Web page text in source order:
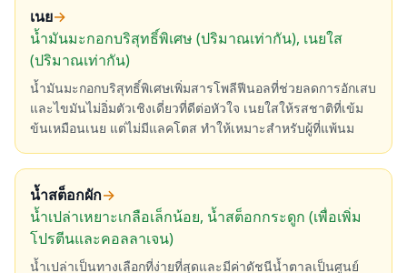
เนย→
น้ำมันมะกอกบริสุทธิ์พิเศษ (ปริมาณเท่ากัน), เนยใส
(ปริมาณเท่ากัน)
น้ำมันมะกอกบริสุทธิ์พิเศษเพิ่มสารโพลีฟีนอลที่ช่วยลดการอักเสบ
และไขมันไม่อิ่มตัวเชิงเดี่ยวที่ดีต่อหัวใจ เนยใสให้รสชาติที่เข้ม
ข้นเหมือนเนย แต่ไม่มีแลคโตส ทำให้เหมาะสำหรับผู้ที่แพ้นม
น้ำสต็อกผัก→
น้ำเปล่าเหยาะเกลือเล็กน้อย, น้ำสต็อกกระดูก (เพื่อเพิ่ม
โปรตีนและคอลลาเจน)
น้ำเปล่าเป็นทางเลือกที่ง่ายที่สุดและมีค่าดัชนีน้ำตาลเป็นศูนย์